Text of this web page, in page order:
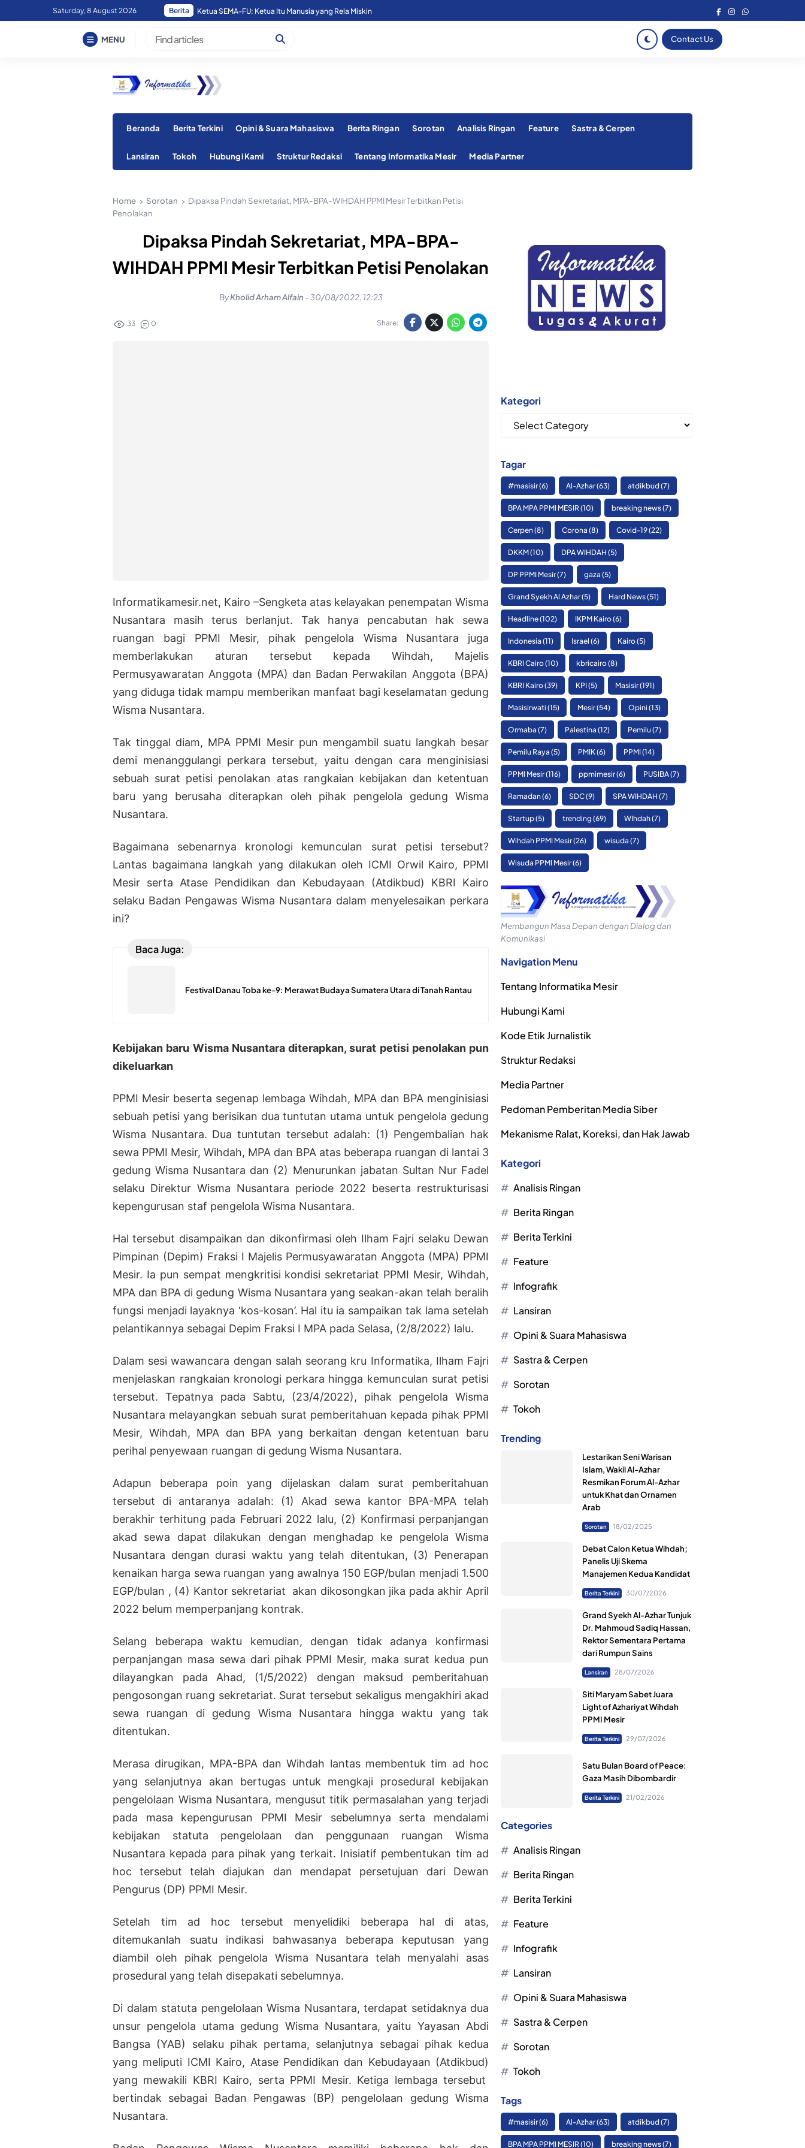
to
Saturday, 8 August 2026 Berita Ketua SEMA-FU: Ketua Itu Manusia yang Rela Miskin
MENU Contact Us
Beranda Berita Terkini Opini & Suara Mahasiswa Berita Ringan Sorotan Analisis Ringan Feature Sastra & Cerpen
Lansiran Tokoh Hubungi Kami Struktur Redaksi Tentang Informatika Mesir Media Partner
Home Sorotan
Dipaksa Pindah Sekretariat, MPA-BPA-WIHDAH PPMI Mesir Terbitkan Petisi
Penolakan
Dipaksa Pindah Sekretariat, MPA-BPA-
WIHDAH PPMI Mesir Terbitkan Petisi Penolakan
ByKholid Arham Alfain -30/08/2022, 12:23
33 0 Share:
Informatikamesir.net, Kairo –Sengketa atas kelayakan penempatan Wisma
Nusantara masih terus berlanjut. Tak hanya pencabutan hak sewa
ruangan bagi PPMI Mesir, pihak pengelola Wisma Nusantara juga
memberlakukan aturan tersebut kepada Wihdah, Majelis
Permusyawaratan Anggota (MPA) dan Badan Perwakilan Anggota (BPA)
yang diduga tidak mampu memberikan manfaat bagi keselamatan gedung
Wisma Nusantara.
Tak tinggal diam, MPA PPMI Mesir pun mengambil suatu langkah besar
demi menanggulangi perkara tersebut, yaitu dengan cara menginisiasi
sebuah surat petisi penolakan atas rangkaian kebijakan dan ketentuan
baru yang berusaha diterapkan oleh pihak pengelola gedung Wisma
Nusantara.
Bagaimana sebenarnya kronologi kemunculan surat petisi tersebut?
Lantas bagaimana langkah yang dilakukan oleh ICMI Orwil Kairo, PPMI
Mesir serta Atase Pendidikan dan Kebudayaan (Atdikbud) KBRI Kairo
selaku Badan Pengawas Wisma Nusantara dalam menyelesaikan perkara
ini?
Baca Juga:
Festival Danau Toba ke-9: Merawat Budaya Sumatera Utara di Tanah Rantau
Kebijakan baru Wisma Nusantara diterapkan, surat petisi penolakan pun
dikeluarkan
PPMI Mesir beserta segenap lembaga Wihdah, MPA dan BPA menginisiasi
sebuah petisi yang berisikan dua tuntutan utama untuk pengelola gedung
Wisma Nusantara. Dua tuntutan tersebut adalah: (1) Pengembalian hak
sewa PPMI Mesir, Wihdah, MPA dan BPA atas beberapa ruangan di lantai 3
gedung Wisma Nusantara dan (2) Menurunkan jabatan Sultan Nur Fadel
selaku Direktur Wisma Nusantara periode 2022 beserta restrukturisasi
kepengurusan staf pengelola Wisma Nusantara.
Hal tersebut disampaikan dan dikonfirmasi oleh Ilham Fajri selaku Dewan
Pimpinan (Depim) Fraksi I Majelis Permusyawaratan Anggota (MPA) PPMI
Mesir. Ia pun sempat mengkritisi kondisi sekretariat PPMI Mesir, Wihdah,
MPA dan BPA di gedung Wisma Nusantara yang seakan-akan telah beralih
fungsi menjadi layaknya ‘kos-kosan’. Hal itu ia sampaikan tak lama setelah
pelantikannya sebagai Depim Fraksi I MPA pada Selasa, (2/8/2022) lalu.
Dalam sesi wawancara dengan salah seorang kru Informatika, Ilham Fajri
menjelaskan rangkaian kronologi perkara hingga kemunculan surat petisi
tersebut. Tepatnya pada Sabtu, (23/4/2022), pihak pengelola Wisma
Nusantara melayangkan sebuah surat pemberitahuan kepada pihak PPMI
Mesir, Wihdah, MPA dan BPA yang berkaitan dengan ketentuan baru
perihal penyewaan ruangan di gedung Wisma Nusantara.
Adapun beberapa poin yang dijelaskan dalam surat pemberitahuan
tersebut di antaranya adalah: (1) Akad sewa kantor BPA-MPA telah
berakhir terhitung pada Februari 2022 lalu, (2) Konfirmasi perpanjangan
akad sewa dapat dilakukan dengan menghadap ke pengelola Wisma
Nusantara dengan durasi waktu yang telah ditentukan, (3) Penerapan
kenaikan harga sewa ruangan yang awalnya 150 EGP/bulan menjadi 1.500
EGP/bulan , (4) Kantor sekretariat akan dikosongkan jika pada akhir April
2022 belum memperpanjang kontrak.
Selang beberapa waktu kemudian, dengan tidak adanya konfirmasi
perpanjangan masa sewa dari pihak PPMI Mesir, maka surat kedua pun
dilayangkan pada Ahad, (1/5/2022) dengan maksud pemberitahuan
pengosongan ruang sekretariat. Surat tersebut sekaligus mengakhiri akad
sewa ruangan di gedung Wisma Nusantara hingga waktu yang tak
ditentukan.
Merasa dirugikan, MPA-BPA dan Wihdah lantas membentuk tim ad hoc
yang selanjutnya akan bertugas untuk mengkaji prosedural kebijakan
pengelolaan Wisma Nusantara, mengusut titik permasalahan yang terjadi
pada masa kepengurusan PPMI Mesir sebelumnya serta mendalami
kebijakan statuta pengelolaan dan penggunaan ruangan Wisma
Nusantara kepada para pihak yang terkait. Inisiatif pembentukan tim ad
hoc tersebut telah diajukan dan mendapat persetujuan dari Dewan
Pengurus (DP) PPMI Mesir.
Setelah tim ad hoc tersebut menyelidiki beberapa hal di atas,
ditemukanlah suatu indikasi bahwasanya beberapa keputusan yang
diambil oleh pihak pengelola Wisma Nusantara telah menyalahi asas
prosedural yang telah disepakati sebelumnya.
Di dalam statuta pengelolaan Wisma Nusantara, terdapat setidaknya dua
unsur pengelola utama gedung Wisma Nusantara, yaitu Yayasan Abdi
Bangsa (YAB) selaku pihak pertama, selanjutnya sebagai pihak kedua
yang meliputi ICMI Kairo, Atase Pendidikan dan Kebudayaan (Atdikbud)
yang mewakili KBRI Kairo, serta PPMI Mesir. Ketiga lembaga tersebut
bertindak sebagai Badan Pengawas (BP) pengelolaan gedung Wisma
Nusantara.
Kategori
Kategori
Tagar
#masisir(6) Al-Azhar(63) atdikbud(7)
BPA MPA PPMI MESIR(10) breaking news(7)
Cerpen(8) Corona (8) Covid-19(22)
DKKM(10) DPA WIHDAH (5)
DP PPMI Mesir(7) gaza (5)
Grand Syekh Al Azhar(5) Hard News(51)
Headline(102) IKPM Kairo(6)
Indonesia (11) Israel (6) Kairo(5)
KBRI Cairo(10) kbricairo(8)
KBRI Kairo(39) KPI(5) Masisir(191)
Masisirwati (15) Mesir(54) Opini (13)
Ormaba (7) Palestina (12) Pemilu (7)
Pemilu Raya (5) PMIK(6) PPMI(14)
PPMI Mesir(116) ppmimesir(6) PUSIBA(7)
Ramadan(6) SDC(9) SPA WIHDAH (7)
Startup(5) trending (69) WIhdah(7)
Wihdah PPMI Mesir(26) wisuda (7)
Wisuda PPMI Mesir(6)
Membangun Masa Depan dengan Dialog dan
Komunikasi
Navigation Menu
Tentang Informatika Mesir
Hubungi Kami
Kode Etik Jurnalistik
Struktur Redaksi
Media Partner
Pedoman Pemberitan Media Siber
Mekanisme Ralat, Koreksi, dan Hak Jawab
Kategori
Analisis Ringan
Berita Ringan
Berita Terkini
Feature
Infografik
Lansiran
Opini & Suara Mahasiswa
Sastra & Cerpen
Sorotan
Tokoh
Trending
Lestarikan Seni Warisan
Islam, Wakil Al-Azhar
Resmikan Forum Al-Azhar
untuk Khat dan Ornamen
Arab
Sorotan 18/02/2025
Debat Calon Ketua Wihdah;
Panelis Uji Skema
Manajemen Kedua Kandidat
Berita Terkini 30/07/2026
Grand Syekh Al-Azhar Tunjuk
Dr. Mahmoud Sadiq Hassan,
Rektor Sementara Pertama
dari Rumpun Sains
Lansiran 28/07/2026
Siti Maryam Sabet Juara
Light of Azhariyat Wihdah
PPMI Mesir
Berita Terkini 29/07/2026
Satu Bulan Board of Peace:
Gaza Masih Dibombardir
Berita Terkini 21/02/2026
Categories
Analisis Ringan
Berita Ringan
Berita Terkini
Feature
Infografik
Lansiran
Opini & Suara Mahasiswa
Sastra & Cerpen
Sorotan
Tokoh
Tags
#masisir(6) Al-Azhar(63) atdikbud(7)
BPA MPA PPMI MESIR(10) breaking news(7)